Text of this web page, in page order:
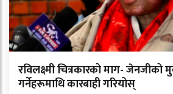
रविलक्ष्मी चित्रकारको माग-
गर्नेहरूमाथि कारबाही गरियोस्